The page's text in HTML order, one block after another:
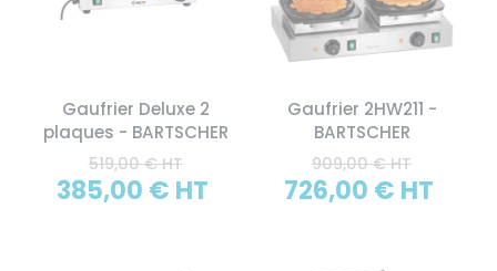
Gaufrier Deluxe 2
plaques - BARTSCHER
519,00 € HT
385,00 € HT
Gaufrier 2HW211 -
BARTSCHER
909,00 € HT
726,00 € HT